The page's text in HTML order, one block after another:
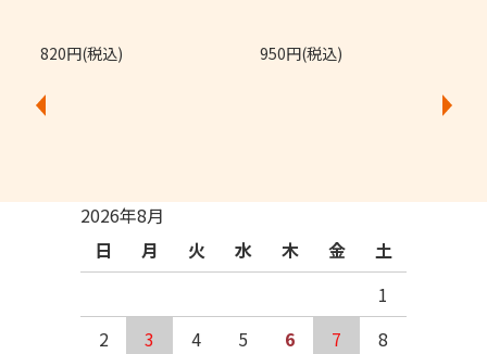
820円(税込) 950円(税込)
2026年8月
日
月 火 水 木 金
土
1
2
3 4 5 6 7
8